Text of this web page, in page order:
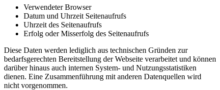
Verwendeter Browser
Datum und Uhrzeit Seitenaufrufs
Uhrzeit des Seitenaufrufs
Erfolg oder Misserfolg des Seitenaufrufs
Diese Daten werden lediglich aus technischen Gründen zur
bedarfsgerechten Bereitstellung der Webseite verarbeitet und können
darüber hinaus auch internen System- und Nutzungsstatistiken
dienen. Eine Zusammenführung mit anderen Datenquellen wird
nicht vorgenommen.